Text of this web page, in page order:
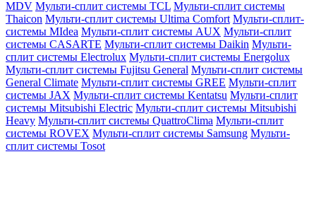
MDV Мульти-сплит системы TCL Мульти-сплит системы
Thaicon Мульти-сплит системы Ultima Comfort Мульти-сплит-
системы MIdea Мульти-сплит системы AUX Мульти-сплит
системы CASARTE Мульти-сплит системы Daikin Мульти-
сплит системы Electrolux Мульти-сплит системы Energolux
Мульти-сплит системы Fujitsu General Мульти-сплит системы
General Climate Мульти-сплит системы GREE Мульти-сплит
системы JAX Мульти-сплит системы Kentatsu Мульти-сплит
системы Mitsubishi Electric Мульти-сплит системы Mitsubishi
Heavy Мульти-сплит системы QuattroClima Мульти-сплит
системы ROVEX Мульти-сплит системы Samsung Мульти-
сплит системы Tosot